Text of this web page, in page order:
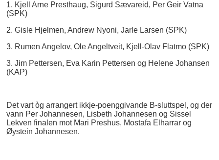
1. Kjell Arne Presthaug, Sigurd Sævareid, Per Geir Vatna
(SPK)
2. Gisle Hjelmen, Andrew Nyoni, Jarle Larsen (SPK)
3. Rumen Angelov, Ole Angeltveit, Kjell-Olav Flatmo (SPK)
3. Jim Pettersen, Eva Karin Pettersen og Helene Johansen
(KAP)
Det vart òg arrangert ikkje-poenggivande B-sluttspel, og der
vann Per Johannesen, Lisbeth Johannesen og Sissel
Lekven finalen mot Mari Preshus, Mostafa Elharrar og
Øystein Johannesen.